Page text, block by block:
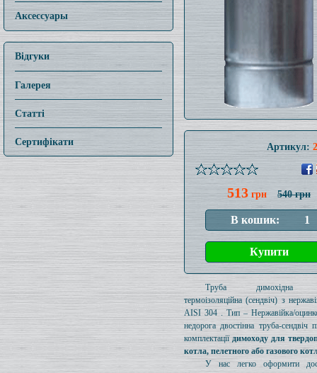
Аксессуары
Відгуки
Галерея
Статті
Сертифікати Артикул:
513 грн 540 грн
Труба димохідна
термоізоляційна (сендвіч) з
AISI 304 . Тип – Нержавійка/
недорога двостінна труба-сендвіч
комплектаціїдимоходу для
котла, пелетного або газового
У нас легко оформити